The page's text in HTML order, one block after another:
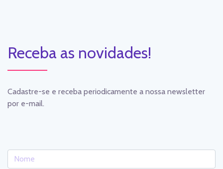
Receba as novidades!
Cadastre-se e receba periodicamente a nossa newsletter
por e-mail.